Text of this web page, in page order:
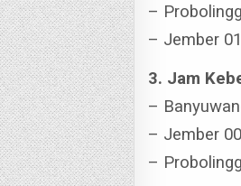
–
– Jember
3. Jam
–
– Jember
–